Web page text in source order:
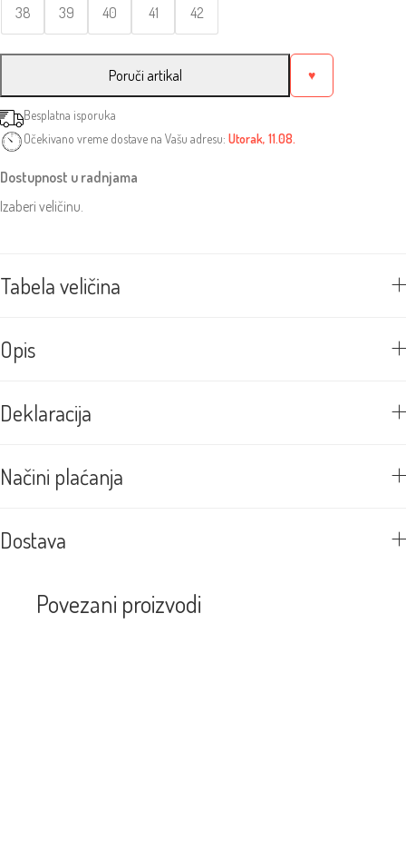
38 39 40 41 42
Poruči artikal ♥
Besplatna isporuka
Očekivano vreme dostave na Vašu adresu: Utorak, 11.08.
Dostupnost u radnjama
Izaberi veličinu.
Tabela veličina
Opis
Deklaracija
Načini plaćanja
Dostava
Povezani proizvodi